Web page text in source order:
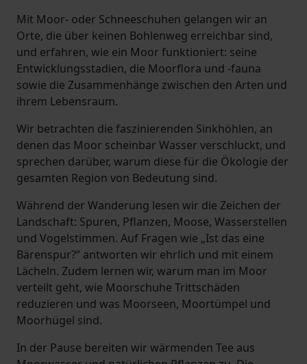
Mit Moor- oder Schneeschuhen gelangen wir an
Orte, die über keinen Bohlenweg erreichbar sind,
und erfahren, wie ein Moor funktioniert: seine
Entwicklungsstadien, die Moorflora und -fauna
sowie die Zusammenhänge zwischen den Arten und
ihrem Lebensraum.
Wir betrachten die faszinierenden Sinkhöhlen, an
denen das Moor scheinbar Wasser verschluckt, und
sprechen darüber, warum diese für die Ökologie der
gesamten Region von Bedeutung sind.
Während der Wanderung lesen wir die Zeichen der
Landschaft: Spuren, Pflanzen, Moose, Wasserstellen
und Vogelstimmen. Auf Fragen wie „Ist das eine
Bärenspur?“ antworten wir ehrlich und mit einem
Lächeln. Zudem lernen wir, warum man im Moor
verteilt geht, wie Moorschuhe Trittschäden
reduzieren und was Moorseen, Moortümpel und
Moorhügel sind.
In der Pause bereiten wir wärmenden Tee aus